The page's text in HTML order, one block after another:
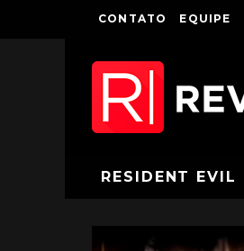
CONTATO EQUIPE
RESIDENT EVIL